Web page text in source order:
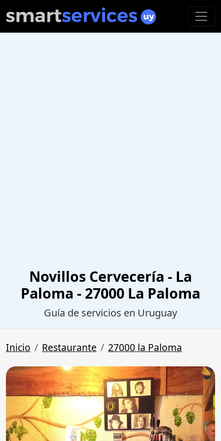
Novillos Cervecería - La
Paloma - 27000 La Paloma
Guía de servicios en Uruguay
Inicio Restaurante 27000 la Paloma